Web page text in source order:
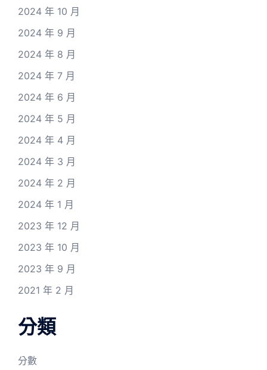
2024 年 10 月
2024 年 9 月
2024 年 8 月
2024 年 7 月
2024 年 6 月
2024 年 5 月
2024 年 4 月
2024 年 3 月
2024 年 2 月
2024 年 1 月
2023 年 12 月
2023 年 10 月
2023 年 9 月
2021 年 2 月
分類
分數